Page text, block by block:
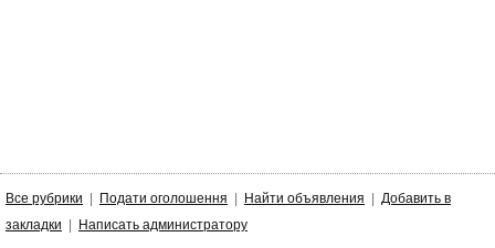
Все рубрики Подати оголошення Найти объявления
Добавить в
закладки
Написать администратору